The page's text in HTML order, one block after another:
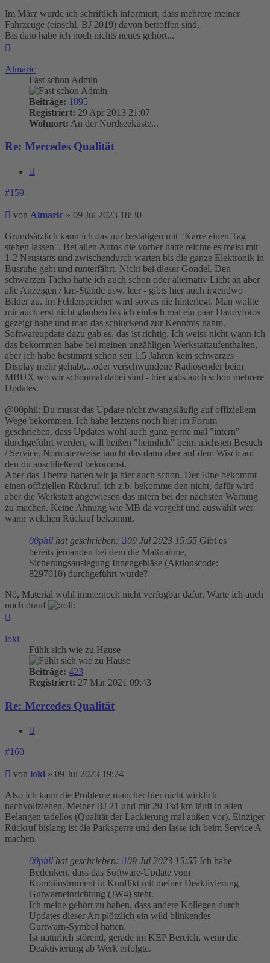
Im März wurde ich schriftlich informiert, dass mehrere meiner
Fahrzeuge (einschl. BJ 2019) davon betroffen sind.
Bis dato habe ich noch nichts neues gehört...
Almaric
Fast schon Admin
Beiträge: 1095
Registriert: 29 Apr 2013 21:07
Wohnort: An der Nordseeküste...
Re: Mercedes Qualität
#159
Beitrag
von Almaric » 09 Jul 2023 18:30
Grundsätzlich kann ich das nur bestätigen mit "Karre einen Tag
stehen lassen". Bei allen Autos die vorher hatte reichte es meist mit
1-2 Neustarts und zwischendurch warten bis die ganze Elektronik in
Busruhe geht und runterfährt. Nicht bei dieser Gondel. Den
schwarzen Tacho hatte ich auch schon oder alternativ Licht an aber
alle Anzeigen / km-Stände usw. leer - gibts hier auch irgendwo
Bilder zu. Im Fehlerspeicher wird sowas nie hinterlegt. Man wollte
mir auch erst nicht glauben bis ich einfach mal ein paar Handyfotos
gezeigt habe und man das schluckend zur Kenntnis nahm.
Softwareupdate dazu gab es, das ist richtig. Ich weiss nicht wann ich
das bekommen habe bei meinen unzähligen Werkstattaufenthalten,
aber ich habe bestimmt schon seit 1,5 Jahren kein schwarzes
Display mehr gehabt....oder verschwundene Radiosender beim
MBUX wo wir schonmal dabei sind - hier gabs auch schon mehrere
Updates.
@00phil: Du musst das Update nicht zwangsläufig auf offiziellem
Wege bekommen. Ich habe letztens noch hier im Forum
geschrieben, dass Updates wohl auch ganz gerne mal "intern"
durchgeführt werden, will heißen "heimlich" beim nächsten Besuch
/ Service. Normalerweise taucht das dann aber auf dem Wisch auf
den du anschließend bekommst.
Aber das Thema hatten wir ja hier auch schon. Der Eine bekommt
einen offiziellen Rückruf, ich z.b. bekomme den nicht, dafür wird
aber die Werkstatt angewiesen das intern bei der nächsten Wartung
zu machen. Keine Ahnung wie MB da vorgeht und auswählt wer
wann welchen Rückruf bekommt.
00phil hat geschrieben: 09 Jul 2023 15:55 Gibt es
bereits jemanden bei dem die Maßnahme,
Sicherungsauslegung Innengebläse (Aktionscode:
8297010) durchgeführt wurde?
Nö, Material wohl immernoch nicht verfügbar dafür. Warte ich auch
noch drauf
loki
Fühlt sich wie zu Hause
Beiträge: 423
Registriert: 27 Mär 2021 09:43
Re: Mercedes Qualität
#160
Beitrag
von loki » 09 Jul 2023 19:24
Also ich kann die Probleme mancher hier nicht wirklich
nachvollziehen. Meiner BJ 21 und mit 20 Tsd km läuft in allen
Belangen tadellos (Qualität der Lackierung mal außen vor). Einziger
Rückruf bislang ist die Parksperre und den lasse ich beim Service A
machen.
00phil hat geschrieben: 09 Jul 2023 15:55 Ich habe
Bedenken, dass das Software-Update vom
Kombiinstrument in Konflikt mit meiner Deaktivierung
Gutwarneinrichtung (JW4) steht.
Ich meine gehört zu haben, dass andere Kollegen durch
Updates dieser Art plötzlich ein wild blinkendes
Gurtwarn-Symbol hatten.
Ist natürlich störend, gerade im KEP Bereich, wenn die
Deaktivierung ab Werk erfolgte.